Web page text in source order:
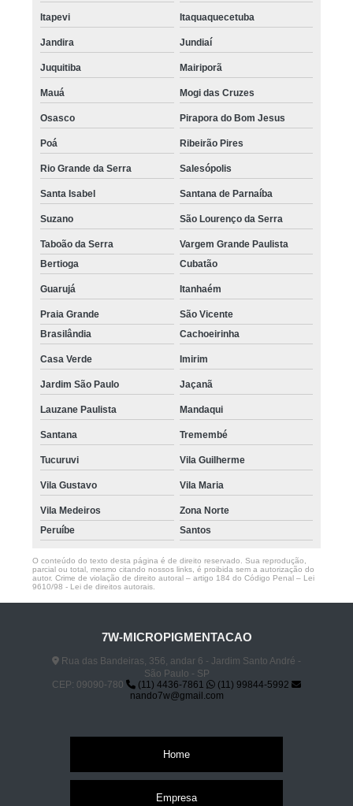
Itapevi Itaquaquecetuba
Jandira Jundiaí
Juquitiba Mairiporã
Mauá Mogi das Cruzes
Osasco Pirapora do Bom Jesus
Poá Ribeirão Pires
Rio Grande da Serra Salesópolis
Santa Isabel Santana de Parnaíba
Suzano São Lourenço da Serra
Taboão da Serra
Vargem Grande Paulista
Bertioga
Cubatão
Guarujá Itanhaém
Praia Grande
São Vicente
Brasilândia
Cachoeirinha
Casa Verde Imirim
Jardim São Paulo Jaçanã
Lauzane Paulista Mandaqui
Santana Tremembé
Tucuruvi Vila Guilherme
Vila Gustavo Vila Maria
Vila Medeiros
Zona Norte
Peruíbe
Santos
O conteúdo do texto desta página é de direito reservado. Sua reprodução,
parcial ou total, mesmo citando nossos links, é proibida sem a autorização do
autor. Crime de violação de direito autoral – artigo 184 do Código Penal – Lei
9610/98 - Lei de direitos autorais
7W-MICROPIGMENTACAO
Rua das Bandeiras, 356, andar 6 - Jardim Santo André -
São Paulo - SP
CEP: 09090-780
(11) 4436-7861
(11) 99844-5992
nando7w@gmail.com
Home
Empresa